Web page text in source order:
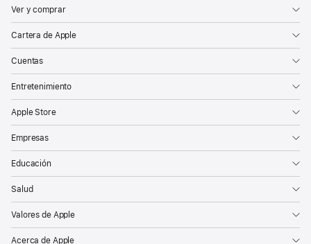
Ver y comprar
Cartera de Apple
Cuentas
Entretenimiento
Apple Store
Empresas
Educación
Salud
Valores de Apple
Acerca de Apple